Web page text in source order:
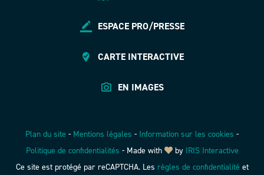
ESPACE PRO/PRESSE
CARTE INTERACTIVE
EN IMAGES
Plan du site - Mentions légales - Information sur les cookies -
Politique de confidentialités -Made with by IRIS Interactive
Ce site est protégé par reCAPTCHA. Les règles de confidentialité et